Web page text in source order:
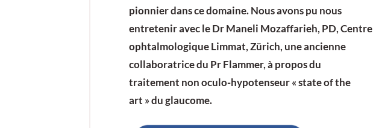
pionnier dans ce domaine. Nous avons pu nous
entretenir avec le Dr Maneli Mozaffarieh, PD, Centre
ophtalmologique Limmat, Zürich, une ancienne
collaboratrice du Pr Flammer, à propos du
traitement non oculo-hypotenseur « state of the
art » du glaucome.